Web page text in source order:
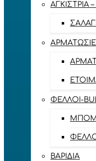
ΑΓΚΊΣΤΡΙΑ
ΦΕΛΛΟΊ-
ΒΑΡΊΔΙΑ